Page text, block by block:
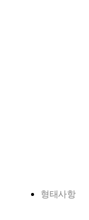
형태사항